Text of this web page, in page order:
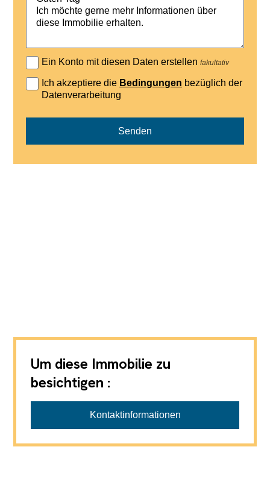
Ein Konto mit diesen Daten erstellenfakultativ
Ich akzeptiere die Bedingungen bezüglich der
Datenverarbeitung
Senden
Um diese Immobilie zu
besichtigen :
Fährhof AG Immobilien Aarau
Nach Vereinbarung, Sandra Eustache - von
Däniken Tel. 076 426 20 80
Kontaktinformationen